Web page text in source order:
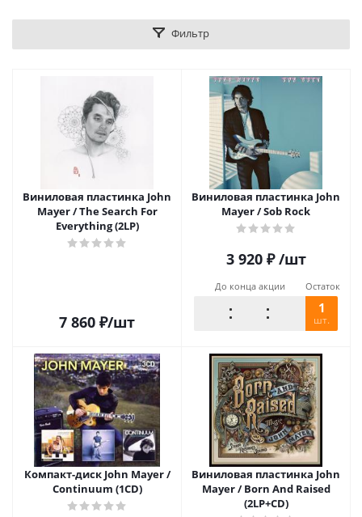
Фильтр
Виниловая пластинка John
Mayer / The Search For
Everything (2LP)
7 860 ₽/шт
Виниловая пластинка John
Mayer / Sob Rock
3 920₽ /шт
До конца акции Остаток
1
шт.
Компакт-диск John Mayer /
Continuum (1CD)
Виниловая пластинка John
Mayer / Born And Raised
(2LP+CD)